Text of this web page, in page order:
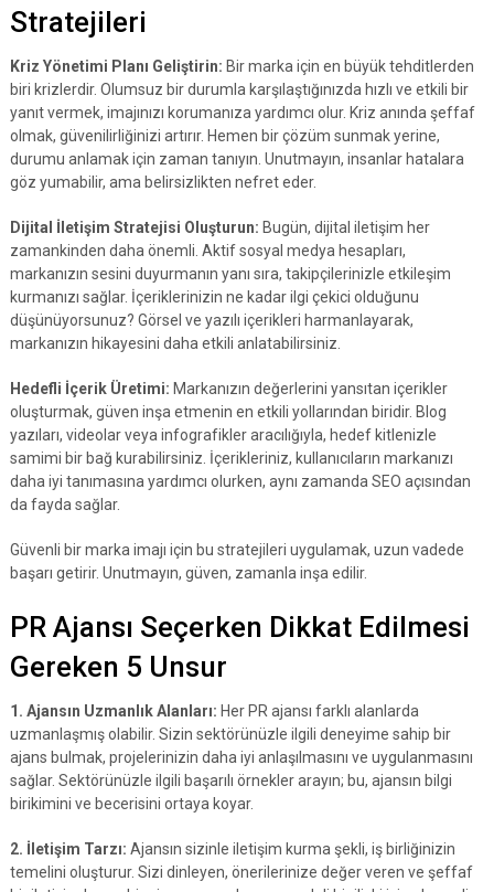
Stratejileri
Kriz Yönetimi Planı Geliştirin: Bir marka için en büyük tehditlerden
biri krizlerdir. Olumsuz bir durumla karşılaştığınızda hızlı ve etkili bir
yanıt vermek, imajınızı korumanıza yardımcı olur. Kriz anında şeffaf
olmak, güvenilirliğinizi artırır. Hemen bir çözüm sunmak yerine,
durumu anlamak için zaman tanıyın. Unutmayın, insanlar hatalara
göz yumabilir, ama belirsizlikten nefret eder.
Dijital İletişim Stratejisi Oluşturun: Bugün, dijital iletişim her
zamankinden daha önemli. Aktif sosyal medya hesapları,
markanızın sesini duyurmanın yanı sıra, takipçilerinizle etkileşim
kurmanızı sağlar. İçeriklerinizin ne kadar ilgi çekici olduğunu
düşünüyorsunuz? Görsel ve yazılı içerikleri harmanlayarak,
markanızın hikayesini daha etkili anlatabilirsiniz.
Hedefli İçerik Üretimi: Markanızın değerlerini yansıtan içerikler
oluşturmak, güven inşa etmenin en etkili yollarından biridir. Blog
yazıları, videolar veya infografikler aracılığıyla, hedef kitlenizle
samimi bir bağ kurabilirsiniz. İçerikleriniz, kullanıcıların markanızı
daha iyi tanımasına yardımcı olurken, aynı zamanda SEO açısından
da fayda sağlar.
Güvenli bir marka imajı için bu stratejileri uygulamak, uzun vadede
başarı getirir. Unutmayın, güven, zamanla inşa edilir.
PR Ajansı Seçerken Dikkat Edilmesi
Gereken 5 Unsur
1. Ajansın Uzmanlık Alanları: Her PR ajansı farklı alanlarda
uzmanlaşmış olabilir. Sizin sektörünüzle ilgili deneyime sahip bir
ajans bulmak, projelerinizin daha iyi anlaşılmasını ve uygulanmasını
sağlar. Sektörünüzle ilgili başarılı örnekler arayın; bu, ajansın bilgi
birikimini ve becerisini ortaya koyar.
2. İletişim Tarzı: Ajansın sizinle iletişim kurma şekli, iş birliğinizin
temelini oluşturur. Sizi dinleyen, önerilerinize değer veren ve şeffaf